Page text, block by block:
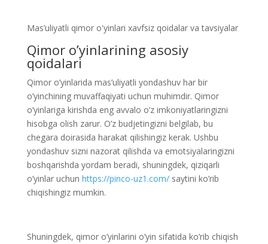
Mas’uliyatli qimor o'yinlari xavfsiz qoidalar va tavsiyalar
Qimor o’yinlarining asosiy
qoidalari
Qimor o’yinlarida mas’uliyatli yondashuv har bir
o’yinchining muvaffaqiyati uchun muhimdir. Qimor
o’yinlariga kirishda eng avvalo o’z imkoniyatlaringizni
hisobga olish zarur. O’z budjetingizni belgilab, bu
chegara doirasida harakat qilishingiz kerak. Ushbu
yondashuv sizni nazorat qilishda va emotsiyalaringizni
boshqarishda yordam beradi, shuningdek, qiziqarli
o’yinlar uchun https://pinco-uz1.com/saytini ko’rib
chiqishingiz mumkin.
Shuningdek, qimor o’yinlarini o’yin sifatida ko’rib chiqish